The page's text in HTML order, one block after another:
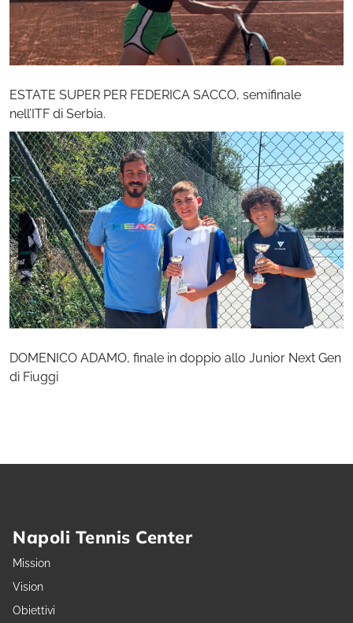
ESTATE SUPER PER FEDERICA SACCO, semifinale
nell’ITF di Serbia.
DOMENICO ADAMO, finale in doppio allo Junior Next Gen
di Fiuggi
Napoli Tennis Center
Mission
Vision
Obiettivi